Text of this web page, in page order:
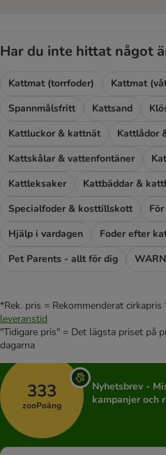
Har du inte hittat något
Kattmat (torrfoder) Kattmat
Spannmålsfritt
Kattsand
Kattluckor & kattnät
Kattlådor
Kattskålar & vattenfontäner
Kattleksaker
Kattbäddar &
Specialfoder & kosttillskott
Hjälp i vardagen
Foder efter
Pet Parents - allt för dig
*Rek. pris = Rekommenderat cirkapris
leveranstid
"Tidigare pris" = Det lägsta priset på
dagarna
333
zooPoäng
Nyhetsbrev -
kampanjer och